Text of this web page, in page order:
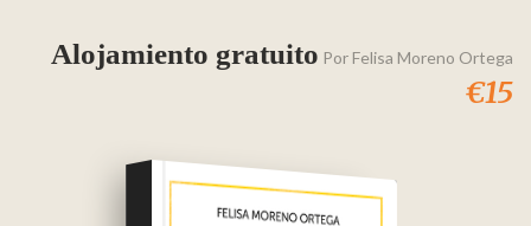
Alojamiento gratuito Por Felisa Moreno Ortega
€15